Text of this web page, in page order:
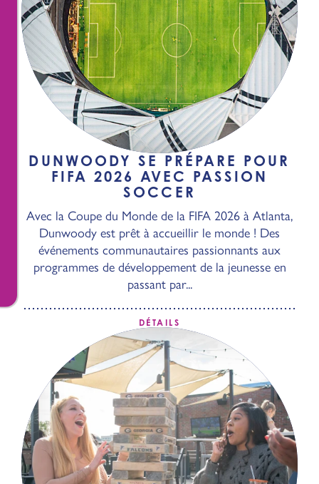
DUNWOODY SE PRÉPARE POUR
FIFA 2026 AVEC PASSION
SOCCER
Avec la Coupe du Monde de la FIFA 2026 à Atlanta,
Dunwoody est prêt à accueillir le monde ! Des
événements communautaires passionnants aux
programmes de développement de la jeunesse en
passant par...
DÉTAILS